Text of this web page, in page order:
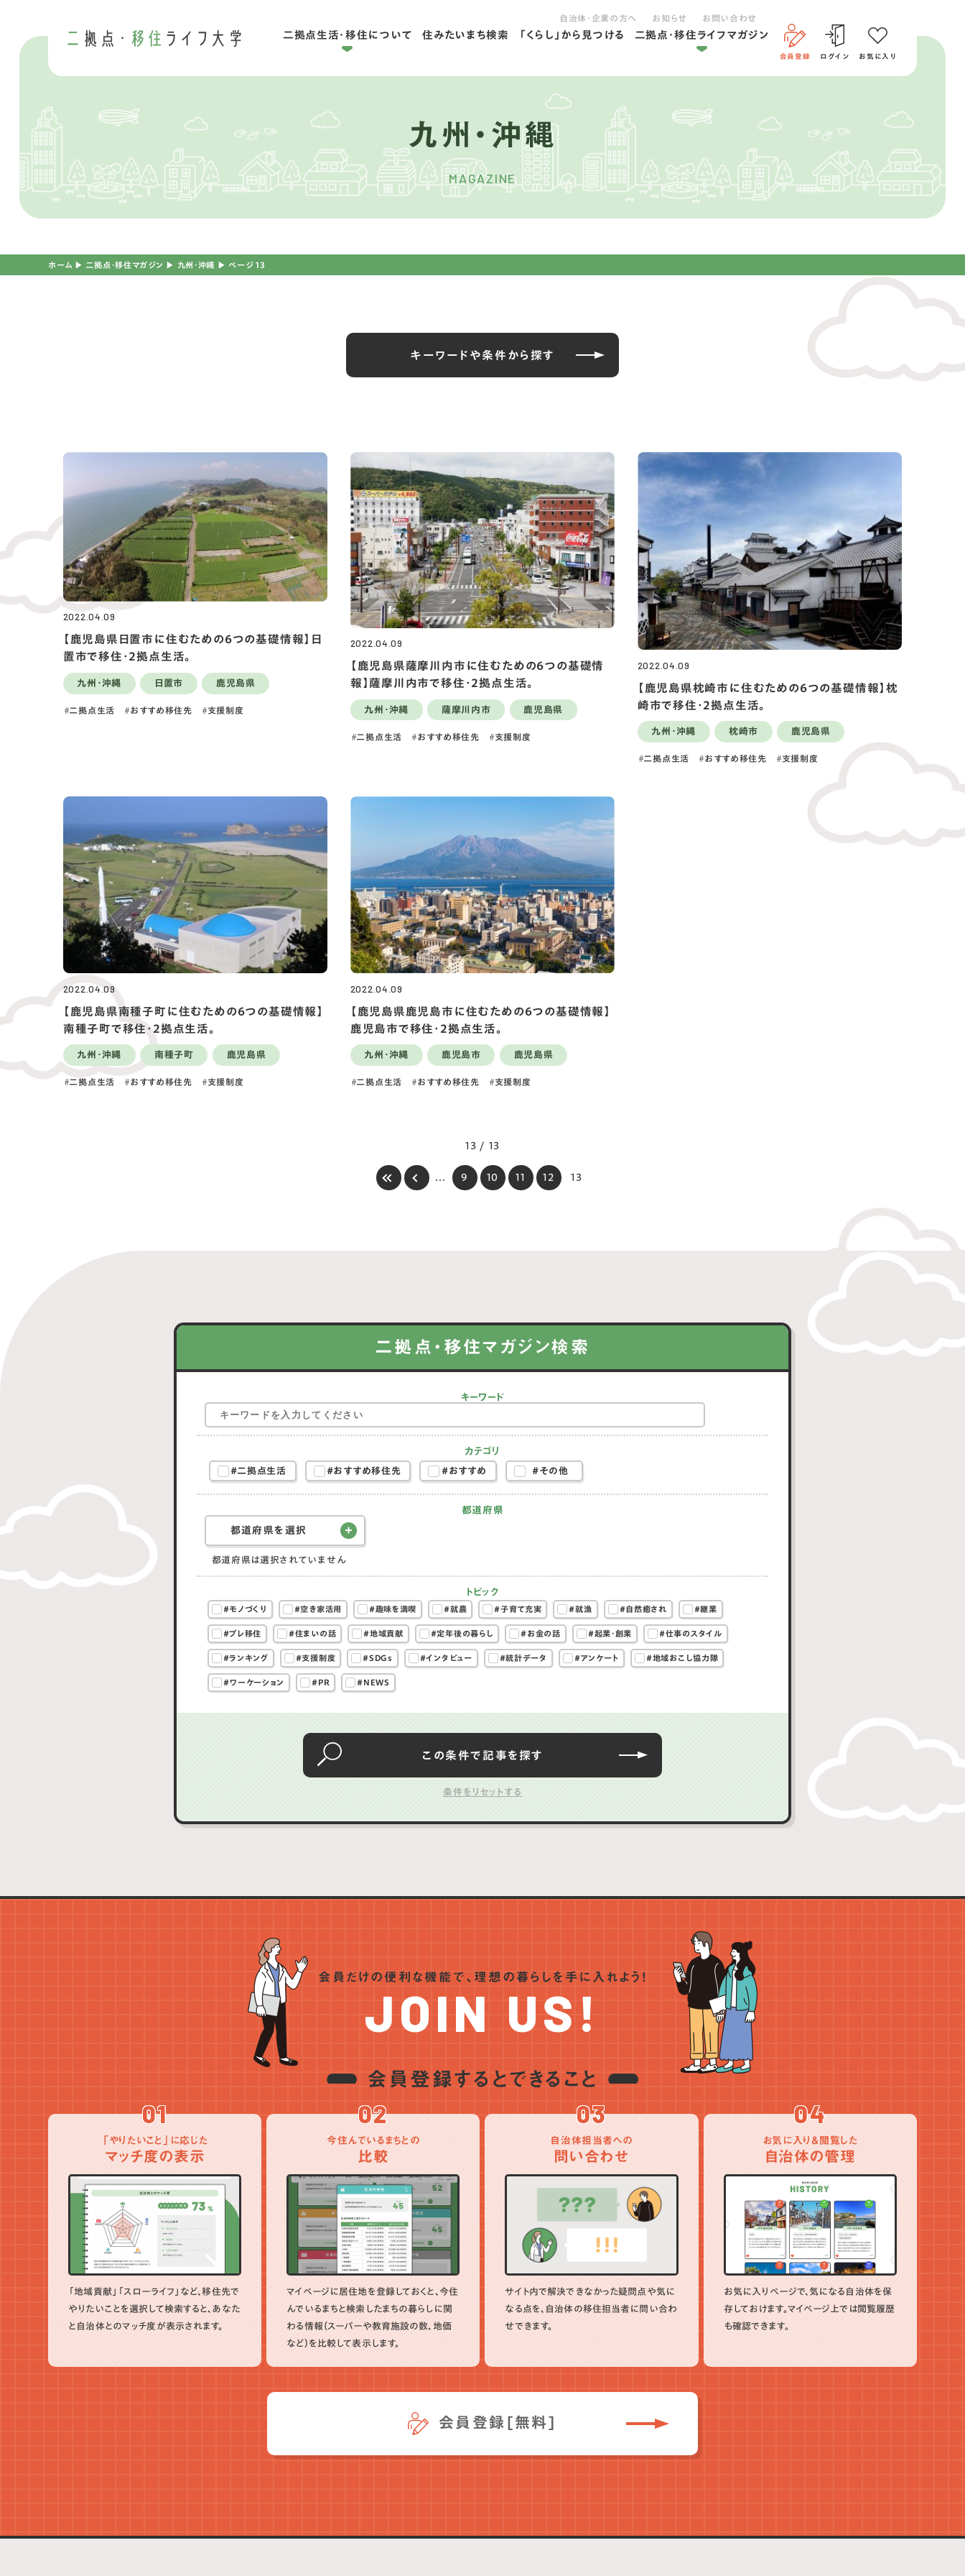
自治体・企業の方へ お知らせ お問い合わせ
二拠点生活・移住について
二拠点ライフを学ぶ
移住ライフを学ぶ
住みたいまち検索 「くらし」から見つける 二拠点・移住ライフマガジン
二拠点ライフ
移住ライフ
会員登録 ログイン お気に入り
九州・沖縄
MAGAZINE
ホーム ▶︎ 二拠点・移住マガジン ▶︎ 九州・沖縄 ▶︎ ページ 13
キーワードや条件から探す
2022.04.09
【鹿児島県日置市に住むための6つの基礎情報】日
置市で移住・2拠点生活。
九州・沖縄 日置市 鹿児島県
二拠点生活 おすすめ移住先 支援制度
2022.04.09
【鹿児島県薩摩川内市に住むための6つの基礎情
報】薩摩川内市で移住・2拠点生活。
九州・沖縄 薩摩川内市 鹿児島県
二拠点生活 おすすめ移住先 支援制度
2022.04.09
【鹿児島県枕崎市に住むための6つの基礎情報】枕
崎市で移住・2拠点生活。
九州・沖縄 枕崎市 鹿児島県
二拠点生活 おすすめ移住先 支援制度
2022.04.09
【鹿児島県南種子町に住むための6つの基礎情報】
南種子町で移住・2拠点生活。
九州・沖縄 南種子町 鹿児島県
二拠点生活 おすすめ移住先 支援制度
2022.04.09
【鹿児島県鹿児島市に住むための6つの基礎情報】
鹿児島市で移住・2拠点生活。
九州・沖縄 鹿児島市 鹿児島県
二拠点生活 おすすめ移住先 支援制度
13 / 13
... 9 10 11 12 13
二拠点・移住マガジン検索
キーワード
カテゴリ
#二拠点生活
#おすすめ移住先 #おすすめ #その他
都道府県
都道府県を選択
都道府県は選択されていません
トピック
#モノづくり #空き家活用 #趣味を満喫 #就農 #子育て充実 #就漁 #自然癒され #継業
#プレ移住 #住まいの話 #地域貢献 #定年後の暮らし #お金の話 #起業・創業 #仕事のスタイル
#ランキング #支援制度 #SDGs #インタビュー #統計データ #アンケート #地域おこし協力隊
#ワーケーション #PR #NEWS
この条件で 記事を探す
会員だけの便利な機能で、 理想の暮らしを手に入れよう！
JOIN US!
会員登録するとできること
01
「やりたいこと」に応じた
マッチ度の表示
「地域貢献」「スローライフ」など、移住先で
やりたいことを選択して検索すると、あなた
と自治体とのマッチ度が表示されます。
02
今住んでいるまちとの
比較
マイページに居住地を登録しておくと、今住
んでいるまちと検索したまちの暮らしに関
わる情報（スーパーや教育施設の数、地価
など）を比較して表示します。
03
自治体担当者への
問い合わせ
サイト内で解決できなかった疑問点や気に
なる点を、自治体の移住担当者に問い合わ
せできます。
04
お気に入り＆閲覧した
自治体の管理
お気に入りページで、気になる自治体を保
存しておけます。マイページ上では閲覧履歴
も確認できます。
会員登録[無料]